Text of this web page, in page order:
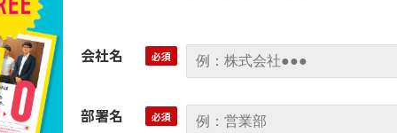
会社名
部署名